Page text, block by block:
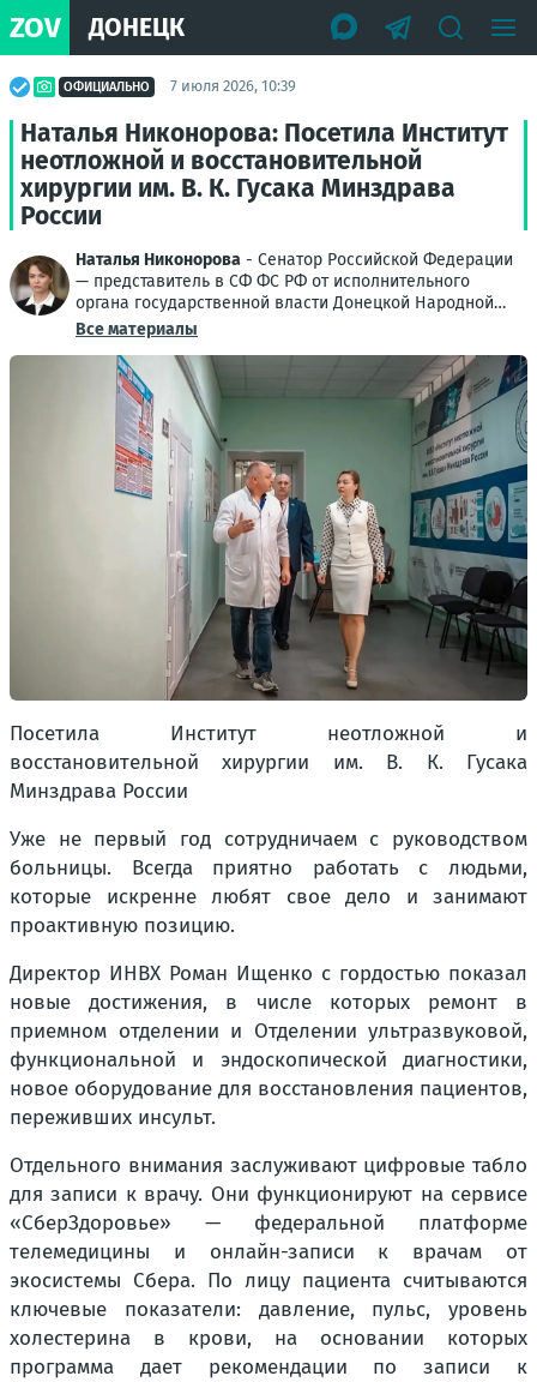
ZOV ДОНЕЦК
ОФИЦИАЛЬНО 7 июля 2026, 10:39
Наталья Никонорова: Посетила Институт
неотложной и восстановительной
хирургии им. В. К. Гусака Минздрава
России
Наталья Никонорова - Сенатор Российской Федерации
— представитель в СФ ФС РФ от исполнительного
органа государственной власти Донецкой Народной
Республики
Все материалы
Посетила Институт неотложной и
восстановительной хирургии им. В. К. Гусака
Минздрава России
Уже не первый год сотрудничаем с руководством
больницы. Всегда приятно работать с людьми,
которые искренне любят свое дело и занимают
проактивную позицию.
Директор ИНВХ Роман Ищенко с гордостью показал
новые достижения, в числе которых ремонт в
приемном отделении и Отделении ультразвуковой,
функциональной и эндоскопической диагностики,
новое оборудование для восстановления пациентов,
переживших инсульт.
Отдельного внимания заслуживают цифровые табло
для записи к врачу. Они функционируют на сервисе
«СберЗдоровье» — федеральной платформе
телемедицины и онлайн-записи к врачам от
экосистемы Сбера. По лицу пациента считываются
ключевые показатели: давление, пульс, уровень
холестерина в крови, на основании которых
программа дает рекомендации по записи к